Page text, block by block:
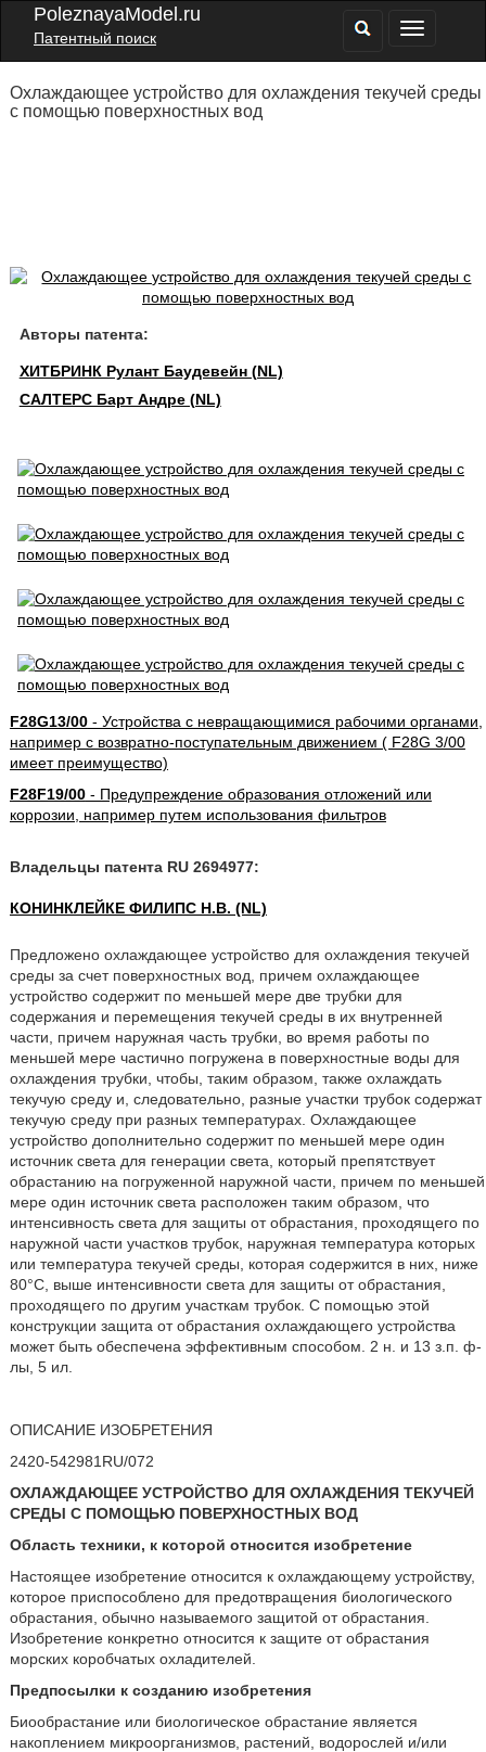
PoleznayaModel.ru
Патентный поиск
Охлаждающее устройство для охлаждения текучей среды
с помощью поверхностных вод
Авторы патента:
ХИТБРИНК Рулант Баудевейн (NL)
САЛТЕРС Барт Андре (NL)
F28G13/00- Устройства с невращающимися рабочими органами,
например с возвратно-поступательным движением ( F28G 3/00
имеет преимущество)
F28F19/00- Предупреждение образования отложений или
коррозии, например путем использования фильтров
Владельцы патента RU 2694977:
КОНИНКЛЕЙКЕ ФИЛИПС Н.В. (NL)
Предложено охлаждающее устройство для охлаждения текучей
среды за счет поверхностных вод, причем охлаждающее
устройство содержит по меньшей мере две трубки для
содержания и перемещения текучей среды в их внутренней
части, причем наружная часть трубки, во время работы по
меньшей мере частично погружена в поверхностные воды для
охлаждения трубки, чтобы, таким образом, также охлаждать
текучую среду и, следовательно, разные участки трубок содержат
текучую среду при разных температурах. Охлаждающее
устройство дополнительно содержит по меньшей мере один
источник света для генерации света, который препятствует
обрастанию на погруженной наружной части, причем по меньшей
мере один источник света расположен таким образом, что
интенсивность света для защиты от обрастания, проходящего по
наружной части участков трубок, наружная температура которых
или температура текучей среды, которая содержится в них, ниже
80°С, выше интенсивности света для защиты от обрастания,
проходящего по другим участкам трубок. С помощью этой
конструкции защита от обрастания охлаждающего устройства
может быть обеспечена эффективным способом. 2 н. и 13 з.п. ф-
лы, 5 ил.
ОПИСАНИЕ ИЗОБРЕТЕНИЯ
2420-542981RU/072
ОХЛАЖДАЮЩЕЕ УСТРОЙСТВО ДЛЯ ОХЛАЖДЕНИЯ ТЕКУЧЕЙ
СРЕДЫ С ПОМОЩЬЮ ПОВЕРХНОСТНЫХ ВОД
Область техники, к которой относится изобретение
Настоящее изобретение относится к охлаждающему устройству,
которое приспособлено для предотвращения биологического
обрастания, обычно называемого защитой от обрастания.
Изобретение конкретно относится к защите от обрастания
морских коробчатых охладителей.
Предпосылки к созданию изобретения
Биообрастание или биологическое обрастание является
накоплением микроорганизмов, растений, водорослей и/или